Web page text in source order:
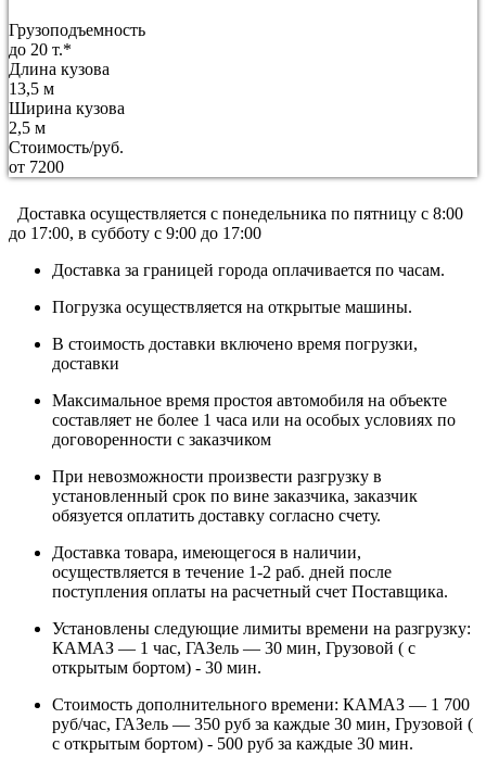
Грузоподъемность
до 20 т.*
Длина кузова
13,5 м
Ширина кузова
2,5 м
Стоимость/руб.
от 7200
Доставка осуществляется c понедельника по пятницу с 8:00
до 17:00, в субботу с 9:00 до 17:00
Доставка за границей города оплачивается по часам.
Погрузка осуществляется на открытые машины.
В стоимость доставки включено время погрузки,
доставки
Максимальное время простоя автомобиля на объекте
составляет не более 1 часа или на особых условиях по
договоренности с заказчиком
При невозможности произвести разгрузку в
установленный срок по вине заказчика, заказчик
обязуется оплатить доставку согласно счету.
Доставка товара, имеющегося в наличии,
осуществляется в течение 1-2 раб. дней после
поступления оплаты на расчетный счет Поставщика.
Установлены следующие лимиты времени на разгрузку:
КАМАЗ — 1 час, ГАЗель — 30 мин, Грузовой ( с
открытым бортом) - 30 мин.
Стоимость дополнительного времени: КАМАЗ — 1 700
руб/час, ГАЗель — 350 руб за каждые 30 мин, Грузовой (
с открытым бортом) - 500 руб за каждые 30 мин.